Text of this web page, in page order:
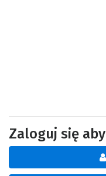
Zaloguj się